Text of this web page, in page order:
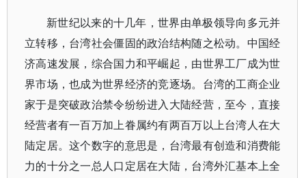
新世纪以来的十几年，世界由单极领导向多元并
立转移，台湾社会僵固的政治结构随之松动。中国经
济高速发展，综合国力和平崛起，由世界工厂成为世
界市场，也成为世界经济的竞逐场。台湾的工商企业
家于是突破政治禁令纷纷进入大陆经营，至今，直接
经营者有一百万加上眷属约有两百万以上台湾人在大
陆定居。这个数字的意思是，台湾最有创造和消费能
力的十分之一总人口定居在大陆，台湾外汇基本上全